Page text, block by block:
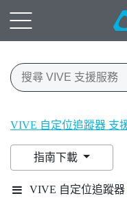
VIVE 自定位追蹤器 支
指南下載
VIVE 自定位追蹤器